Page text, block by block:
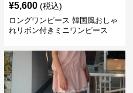
¥5,600 (税込)
ロングワンピース 韓国風おしゃ
れリボン付きミニワンピース